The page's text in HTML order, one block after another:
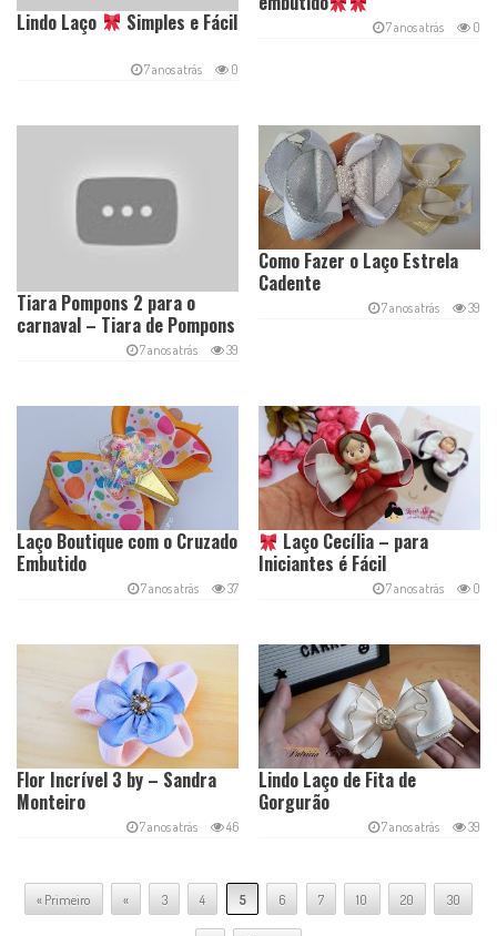
7 anos atrás 0
Lindo Laço Simples e Fácil
7 anos atrás 0
Como Fazer o Laço Estrela
Cadente
7 anos atrás 39
Tiara Pompons 2 para o
carnaval – Tiara de Pompons
7 anos atrás 39
Laço Cecília – para
Iniciantes é Fácil
7 anos atrás 0
Laço Boutique com o Cruzado
Embutido
7 anos atrás 37
Lindo Laço de Fita de
Gorgurão
7 anos atrás 39
Flor Incrível 3 by – Sandra
Monteiro
7 anos atrás 46
« Primeiro « 3 4 5 6 7 10 20 30